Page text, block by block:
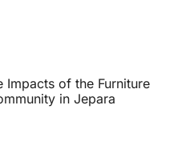
Impacts of the Furniture
in Jepara